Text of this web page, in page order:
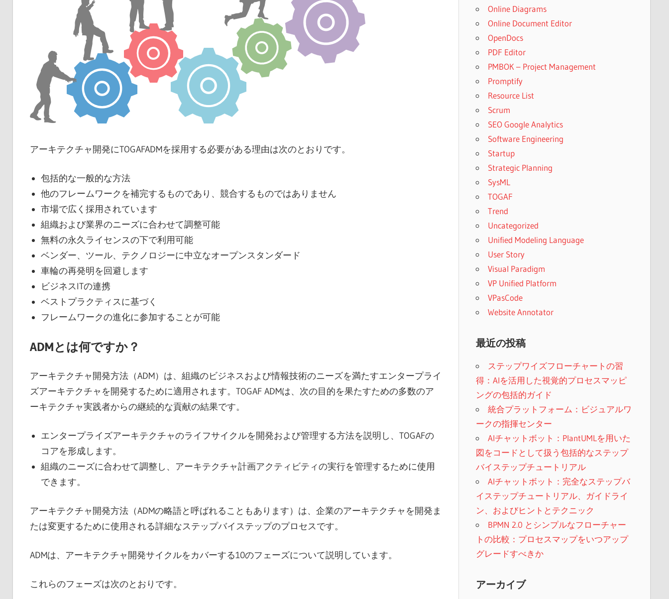
アーキテクチャ開発にTOGAFADMを採用する必要がある理由は次のとおりです。
包括的な一般的な方法
他のフレームワークを補完するものであり、競合するものではありません
市場で広く採用されています
組織および業界のニーズに合わせて調整可能
無料の永久ライセンスの下で利用可能
ベンダー、ツール、テクノロジーに中立なオープンスタンダード
車輪の再発明を回避します
ビジネスITの連携
ベストプラクティスに基づく
フレームワークの進化に参加することが可能
ADMとは何ですか？
アーキテクチャ開発方法（ADM）は、組織のビジネスおよび情報技術のニーズを満たすエンタープライ
ズアーキテクチャを開発するために適用されます。TOGAF ADMは、次の目的を果たすための多数のア
ーキテクチャ実践者からの継続的な貢献の結果です。
エンタープライズアーキテクチャのライフサイクルを開発および管理する方法を説明し、TOGAFの
コアを形成します。
組織のニーズに合わせて調整し、アーキテクチャ計画アクティビティの実行を管理するために使用
できます。
アーキテクチャ開発方法（ADMの略語と呼ばれることもあります）は、企業のアーキテクチャを開発ま
たは変更するために使用される詳細なステップバイステップのプロセスです。
ADMは、アーキテクチャ開発サイクルをカバーする10のフェーズについて説明しています。
これらのフェーズは次のとおりです。
Online Diagrams
Online Document Editor
OpenDocs
PDF Editor
PMBOK – Project Management
Promptify
Resource List
Scrum
SEO Google Analytics
Software Engineering
Startup
Strategic Planning
SysML
TOGAF
Trend
Uncategorized
Unified Modeling Language
User Story
Visual Paradigm
VP Unified Platform
VPasCode
Website Annotator
最近の投稿
ステップワイズフローチャートの習
得：AIを活用した視覚的プロセスマッピ
ングの包括的ガイド
統合プラットフォーム：ビジュアルワ
ークの指揮センター
AIチャットボット：PlantUMLを用いた
図をコードとして扱う包括的なステップ
バイステップチュートリアル
AIチャットボット：完全なステップバ
イステップチュートリアル、ガイドライ
ン、およびヒントとテクニック
BPMN 2.0 とシンプルなフローチャー
トの比較：プロセスマップをいつアップ
グレードすべきか
アーカイブ